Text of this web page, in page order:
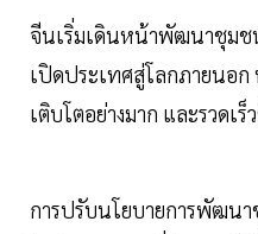
จีนเริ่มเดินหน้าพัฒนาชุมช
เปิดประเทศสู่โลกภายนอ
เติบโตอย่างมาก และรวดเร็
การปรับนโยบายการพัฒน